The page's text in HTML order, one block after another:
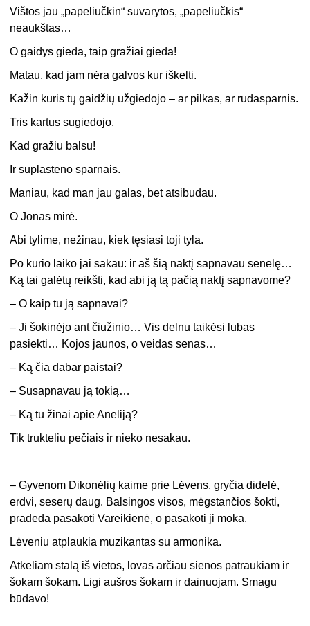
Vištos jau „papeliučkin“ suvarytos, „papeliučkis“
neaukštas…
O gaidys gieda, taip gražiai gieda!
Matau, kad jam nėra galvos kur iškelti.
Kažin kuris tų gaidžių užgiedojo – ar pilkas, ar rudasparnis.
Tris kartus sugiedojo.
Kad gražiu balsu!
Ir suplasteno sparnais.
Maniau, kad man jau galas, bet atsibudau.
O Jonas mirė.
Abi tylime, nežinau, kiek tęsiasi toji tyla.
Po kurio laiko jai sakau: ir aš šią naktį sapnavau senelę…
Ką tai galėtų reikšti, kad abi ją tą pačią naktį sapnavome?
– O kaip tu ją sapnavai?
– Ji šokinėjo ant čiužinio… Vis delnu taikėsi lubas
pasiekti… Kojos jaunos, o veidas senas…
– Ką čia dabar paistai?
– Susapnavau ją tokią…
– Ką tu žinai apie Aneliją?
Tik trukteliu pečiais ir nieko nesakau.
– Gyvenom Dikonėlių kaime prie Lėvens, gryčia didelė,
erdvi, seserų daug. Balsingos visos, mėgstančios šokti,
pradeda pasakoti Vareikienė, o pasakoti ji moka.
Lėveniu atplaukia muzikantas su armonika.
Atkeliam stalą iš vietos, lovas arčiau sienos patraukiam ir
šokam šokam. Ligi aušros šokam ir dainuojam. Smagu
būdavo!